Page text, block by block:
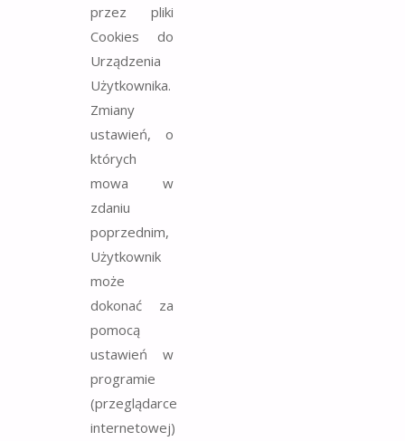
przez pliki
Cookies do
Urządzenia
Użytkownika.
Zmiany
ustawień, o
których
mowa w
zdaniu
poprzednim,
Użytkownik
może
dokonać za
pomocą
ustawień w
programie
(przeglądarce
internetowej)